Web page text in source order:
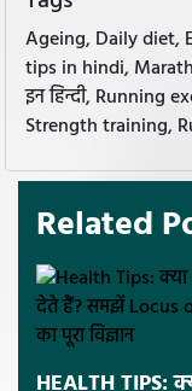
Ageing, Daily diet,
tips in hindi,
इन हिन्दी, Running
Strength training,
Related